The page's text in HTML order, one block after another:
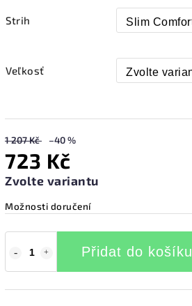
Strih
Veľkosť
1 207 Kč –40 %
723 Kč
Zvolte variantu
Možnosti doručení
Přidat do košíku